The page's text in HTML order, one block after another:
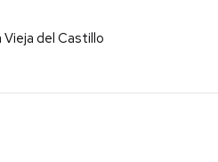
Vieja del Castillo